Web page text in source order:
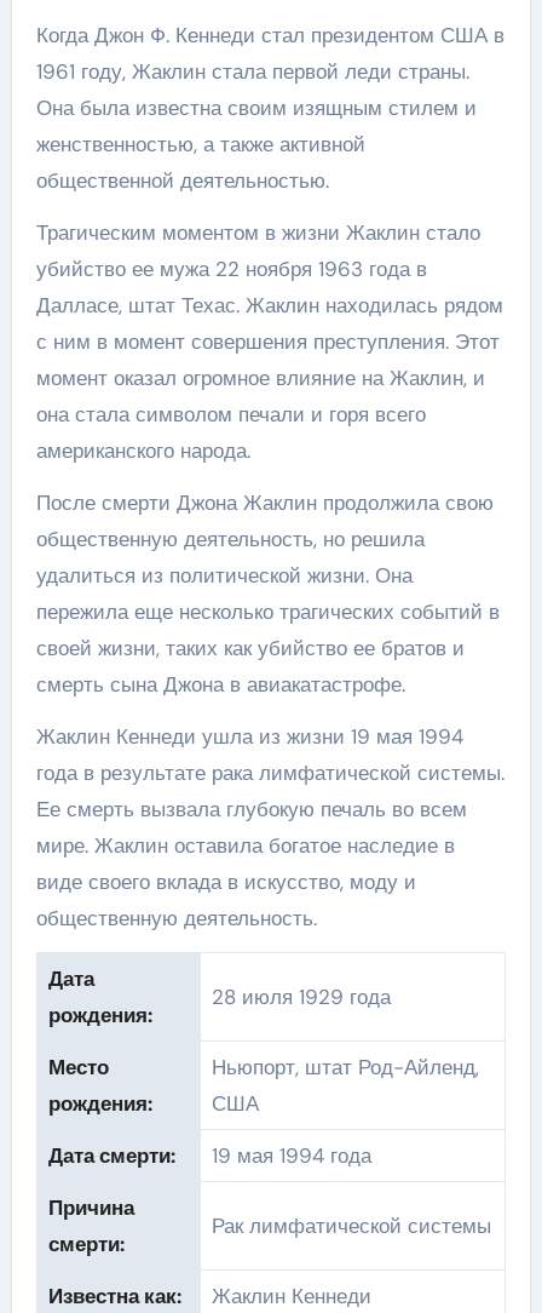
Когда Джон Ф. Кеннеди стал президентом США в
1961 году, Жаклин стала первой леди страны.
Она была известна своим изящным стилем и
женственностью, а также активной
общественной деятельностью.
Трагическим моментом в жизни Жаклин стало
убийство ее мужа 22 ноября 1963 года в
Далласе, штат Техас. Жаклин находилась рядом
с ним в момент совершения преступления. Этот
момент оказал огромное влияние на Жаклин, и
она стала символом печали и горя всего
американского народа.
После смерти Джона Жаклин продолжила свою
общественную деятельность, но решила
удалиться из политической жизни. Она
пережила еще несколько трагических событий в
своей жизни, таких как убийство ее братов и
смерть сына Джона в авиакатастрофе.
Жаклин Кеннеди ушла из жизни 19 мая 1994
года в результате рака лимфатической системы.
Ее смерть вызвала глубокую печаль во всем
мире. Жаклин оставила богатое наследие в
виде своего вклада в искусство, моду и
общественную деятельность.
Дата
рождения:
28 июля 1929 года
Место
рождения:
Ньюпорт, штат Род-Айленд,
США
Дата смерти:
19 мая 1994 года
Причина
смерти:
Рак лимфатической системы
Известна как: Жаклин Кеннеди